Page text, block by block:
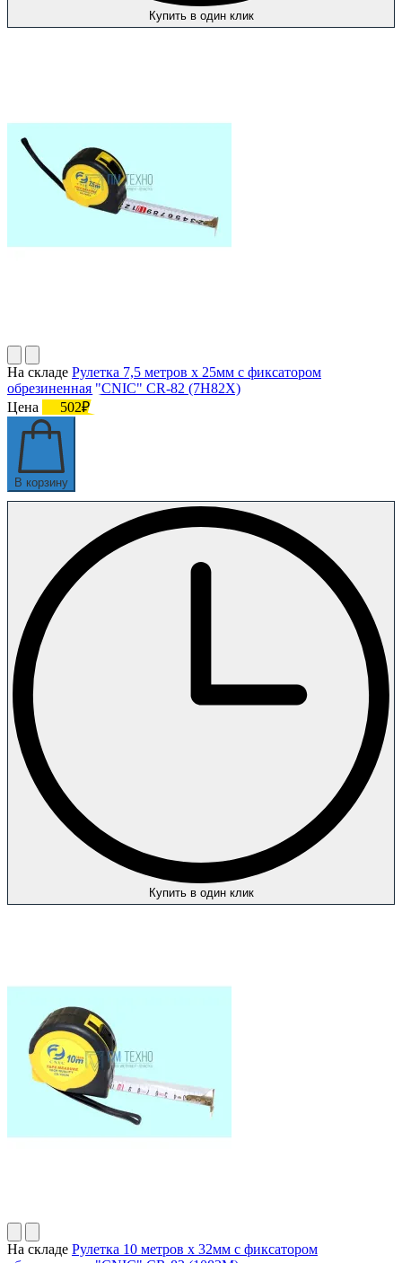
Купить в один клик
На складе Рулетка 7,5 метров х 25мм с фиксатором
обрезиненная "CNIC" CR-82 (7Н82Х)
Цена
502₽
В корзину
Купить в один клик
На складе Рулетка 10 метров х 32мм с фиксатором